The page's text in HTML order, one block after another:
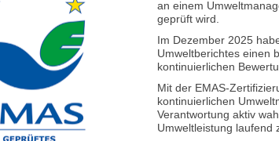
an einem
geprüft wird.
Im Dezember 2025
Umweltberichtes einen
kontinuierlichen
Mit der EMAS-
kontinuierlichen
Verantwortung aktiv
Umweltleistung laufend